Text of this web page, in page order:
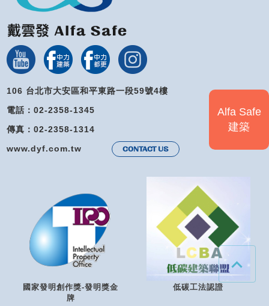
106 台北市大安區和平東路一段59號4樓
電話：02-2358-1345
傳真：02-2358-1314
www.dyf.com.tw
CONTACT US
國家發明創作獎-發明獎金
牌
低碳工法認證
Alfa Safe
建築